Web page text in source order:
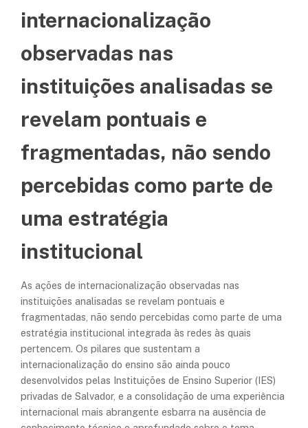
internacionalização
observadas nas
instituições analisadas se
revelam pontuais e
fragmentadas, não sendo
percebidas como parte de
uma estratégia
institucional
As ações de internacionalização observadas nas
instituições analisadas se revelam pontuais e
fragmentadas, não sendo percebidas como parte de uma
estratégia institucional integrada às redes às quais
pertencem. Os pilares que sustentam a
internacionalização do ensino são ainda pouco
desenvolvidos pelas Instituições de Ensino Superior (IES)
privadas de Salvador, e a consolidação de uma experiência
internacional mais abrangente esbarra na ausência de